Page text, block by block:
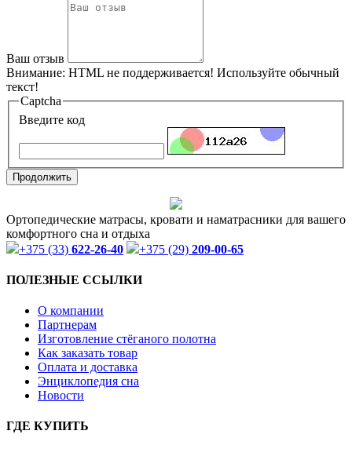
Ваш отзыв
Внимание: HTML не поддерживается! Используйте обычный
текст!
Captcha
Введите код
Продолжить
Ортопедические матрасы, кровати и наматрасники для вашего
комфортного сна и отдыха
+375 (33) 622-26-40 +375 (29) 209-00-65
ПОЛЕЗНЫЕ ССЫЛКИ
О компании
Партнерам
Изготовление стёганого полотна
Как заказать товар
Оплата и доставка
Энциклопедия сна
Новости
ГДЕ КУПИТЬ